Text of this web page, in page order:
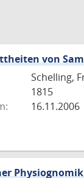
von
Schelling,
1815
16.11.2006